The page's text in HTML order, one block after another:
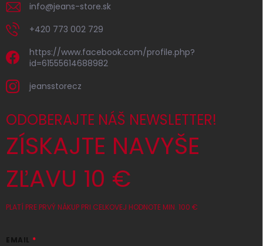
info@jeans-store.sk
+420 773 002 729
https://www.facebook.com/profile.php?
id=61555614688982
jeansstorecz
ODOBERAJTE NÁŠ NEWSLETTER!
ZÍSKAJTE NAVYŠE
ZĽAVU 10 €
PLATÍ PRE PRVÝ NÁKUP PRI CELKOVEJ HODNOTE MIN. 100 €
EMAIL